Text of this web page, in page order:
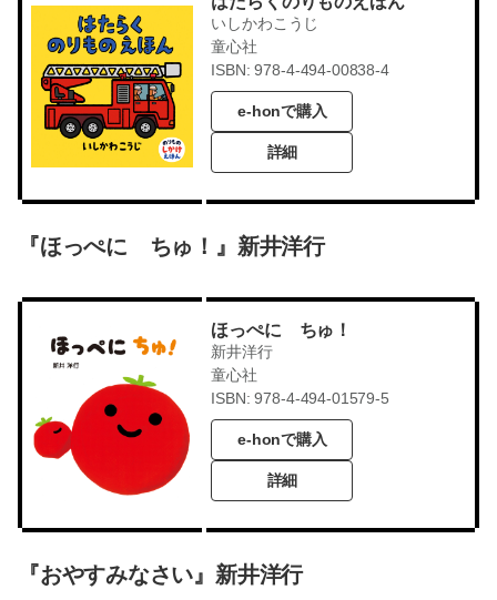
いしかわこうじ
童心社
ISBN: 978-4-494-00838-4
e-honで購入
詳細
『ほっぺに ちゅ！』新井洋行
ほっぺに ちゅ！
新井洋行
童心社
ISBN: 978-4-494-01579-5
e-honで購入
詳細
『おやすみなさい』新井洋行